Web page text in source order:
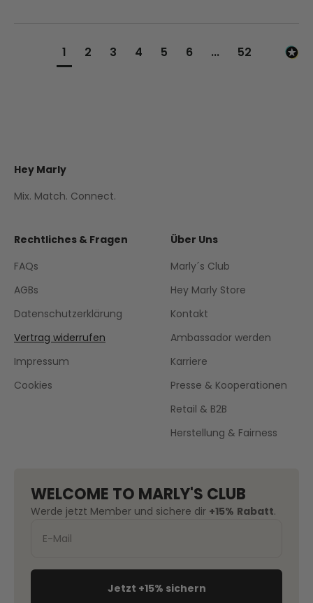
1 2 3 4 5 6 ... 52
Hey Marly
Mix. Match. Connect.
Rechtliches & Fragen
FAQs
AGBs
Datenschutzerklärung
Vertrag widerrufen
Impressum
Cookies
Über Uns
Marly´s Club
Hey Marly Store
Kontakt
Ambassador werden
Karriere
Presse & Kooperationen
Retail & B2B
Herstellung & Fairness
WELCOME TO MARLY'S CLUB
Werde jetzt Member und sichere dir +15% Rabatt.
Jetzt +15% sichern